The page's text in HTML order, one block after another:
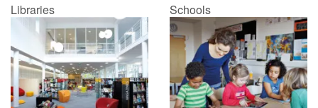
Libraries Schools